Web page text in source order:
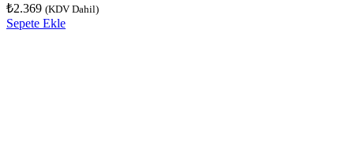
₺2.369 (KDV Dahil)
Sepete Ekle